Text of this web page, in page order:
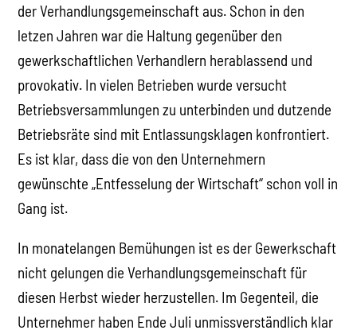
der Verhandlungsgemeinschaft aus. Schon in den
letzen Jahren war die Haltung gegenüber den
gewerkschaftlichen Verhandlern herablassend und
provokativ. In vielen Betrieben wurde versucht
Betriebsversammlungen zu unterbinden und dutzende
Betriebsräte sind mit Entlassungsklagen konfrontiert.
Es ist klar, dass die von den Unternehmern
gewünschte „Entfesselung der Wirtschaft“ schon voll in
Gang ist.
In monatelangen Bemühungen ist es der Gewerkschaft
nicht gelungen die Verhandlungsgemeinschaft für
diesen Herbst wieder herzustellen. Im Gegenteil, die
Unternehmer haben Ende Juli unmissverständlich klar